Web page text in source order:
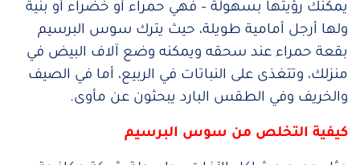
يمكنك رؤيتها بسهولة – فهي حمراء أو خضراء أو بنية
ولها أرجل أمامية طويلة، حيث يترك سوس البرسيم
بقعة حمراء عند سحقه ويمكنه وضع آلاف البيض في
منزلك، وتتغذى على النباتات في الربيع، أما في الصيف
والخريف وفي الطقس البارد يبحثون عن مأوى.
كيفية التخلص من سوس البرسيم